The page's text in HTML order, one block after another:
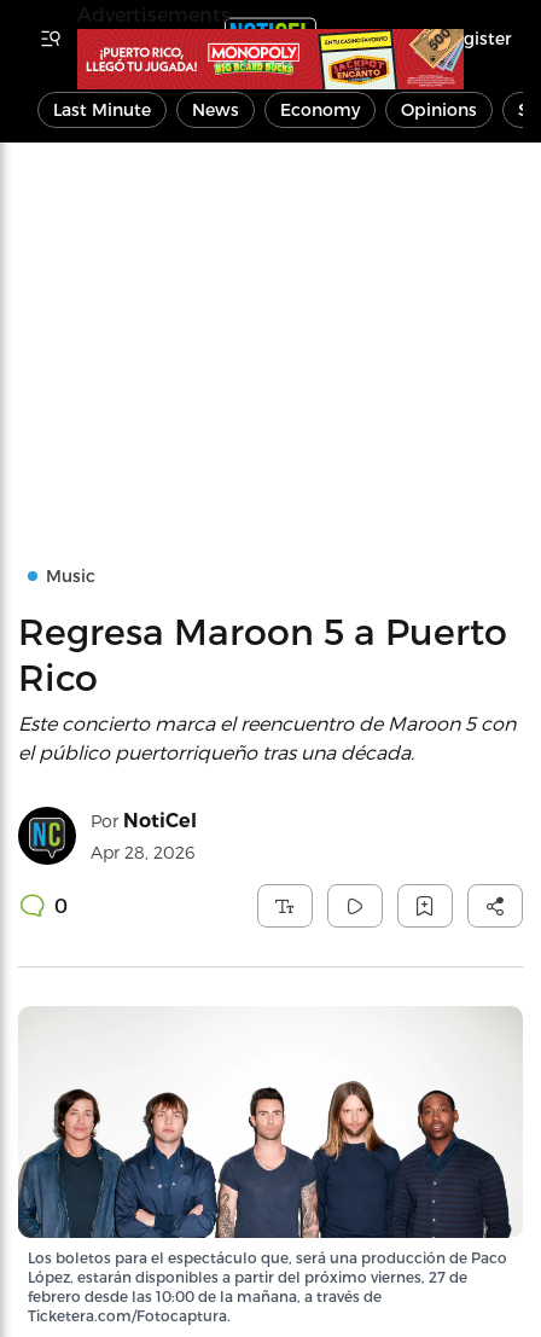
Register
Last Minute News Economy Opinions
Music
Regresa Maroon 5 a Puerto
Rico
Este concierto marca el reencuentro de Maroon 5 con
el público puertorriqueño tras una década.
Por NotiCel
Apr 28, 2026
0
Los boletos para el espectáculo que, será una producción de Paco
López, estarán disponibles a partir del próximo viernes, 27 de
febrero desde las 10:00 de la mañana, a través de
Ticketera.com/Fotocaptura.
Advertisements